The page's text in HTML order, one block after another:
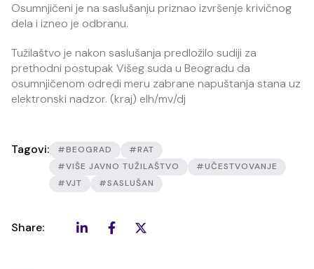
Osumnjičeni je na saslušanju priznao izvršenje krivičnog
dela i izneo je odbranu.
Tužilaštvo je nakon saslušanja predložilo sudiji za
prethodni postupak Višeg suda u Beogradu da
osumnjičenom odredi meru zabrane napuštanja stana uz
elektronski nadzor. (kraj) elh/mv/dj
Tagovi: #BEOGRAD
#RAT
#VIŠE JAVNO TUŽILAŠTVO
#UČESTVOVANJE
#VJT
#SASLUŠAN
Share: